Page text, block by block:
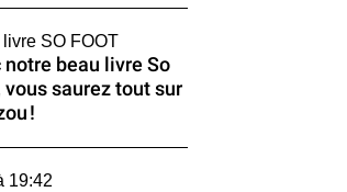
livre SO FOOT
notre beau livre So
vous saurez tout sur
!
19:42